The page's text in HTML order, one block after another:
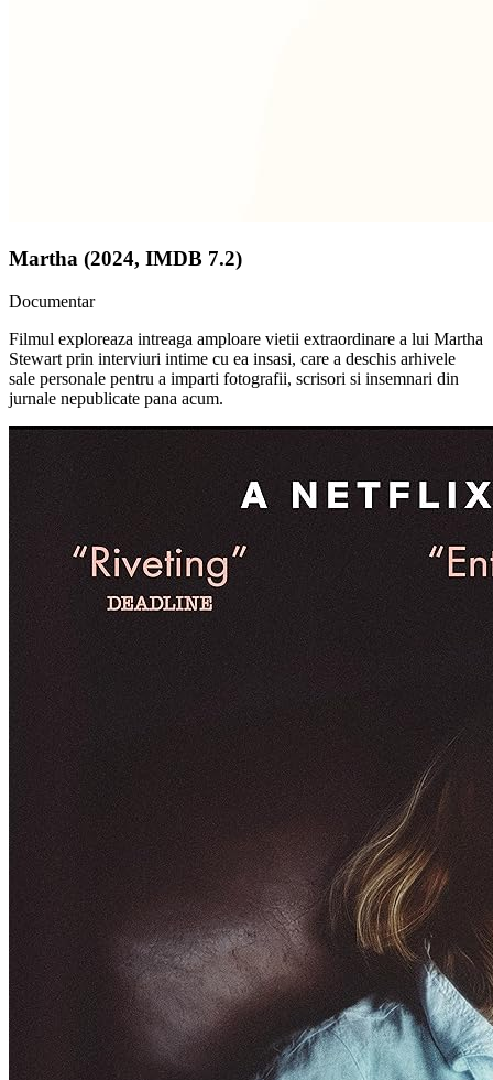
Martha (2024, IMDB 7.2)
Documentar
Filmul exploreaza intreaga amploare vietii extraordinare a lui Martha
Stewart prin interviuri intime cu ea insasi, care a deschis arhivele
sale personale pentru a imparti fotografii, scrisori si insemnari din
jurnale nepublicate pana acum.